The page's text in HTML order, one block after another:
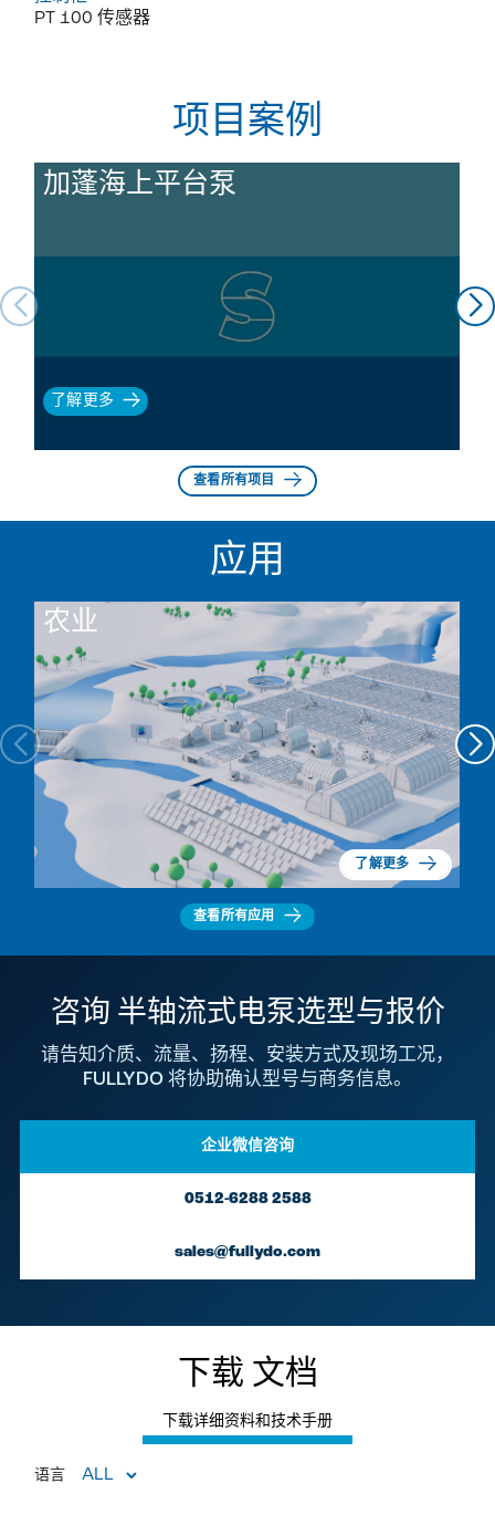
PT 100 传感器
项目案例
加蓬海上平台泵
了解更多
查看所有项目
应用
农业
了解更多
查看所有应用
咨询 半轴流式电泵选型与报价
请告知介质、流量、扬程、安装方式及现场工况，
FULLYDO 将协助确认型号与商务信息。
企业微信咨询
0512-6288 2588
sales@fullydo.com
下载 文档
下载详细资料和技术手册
语言